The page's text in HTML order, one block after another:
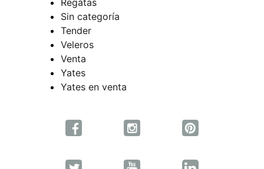
Sin categoría
Tender
Veleros
Venta
Yates
Yates en venta